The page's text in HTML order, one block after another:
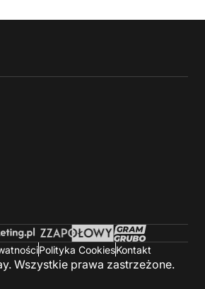
Polityka CookiesKontakt
Wszystkie prawa zastrzeżone.